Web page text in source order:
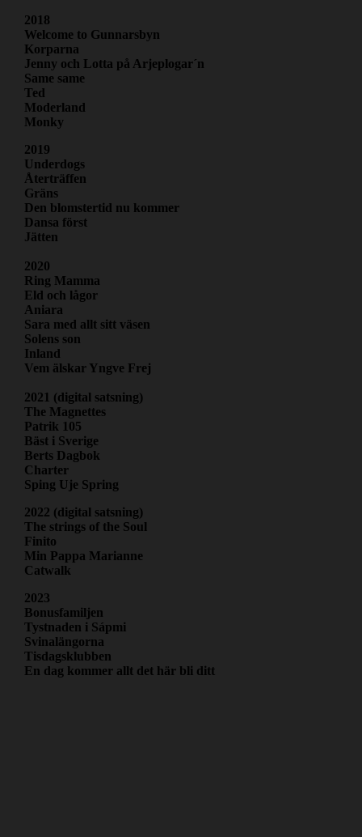
2018
Welcome to Gunnarsbyn
Korparna
Jenny och Lotta på Arjeplogar´n
Same same
Ted
Moderland
Monky
2019
Underdogs
Återträffen
Gräns
Den blomstertid nu kommer
Dansa först
Jätten
2020
Ring Mamma
Eld och lågor
Aniara
Sara med allt sitt väsen
Solens son
Inland
Vem älskar Yngve Frej
2021 (digital satsning)
The Magnettes
Patrik 105
Bäst i Sverige
Berts Dagbok
Charter
Sping Uje Spring
2022 (digital satsning)
The strings of the Soul
Finito
Min Pappa Marianne
Catwalk
2023
Bonusfamiljen
Tystnaden i Sápmi
Svinalängorna
Tisdagsklubben
En dag kommer allt det här bli ditt